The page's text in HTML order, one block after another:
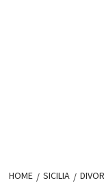
HOME SICILIA